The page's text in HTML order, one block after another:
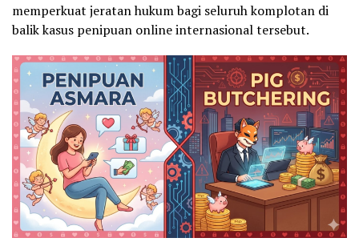
memperkuat jeratan hukum bagi seluruh komplotan di
balik kasus penipuan online internasional tersebut.